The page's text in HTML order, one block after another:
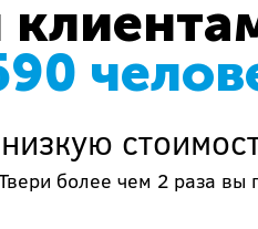
более чем 2 раза